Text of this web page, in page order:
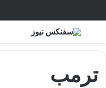
بحث عن
ترمب